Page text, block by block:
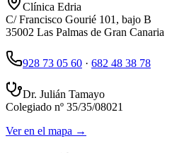
Clínica Edria
C/ Francisco Gourié 101, bajo B
35002 Las Palmas de Gran Canaria
928 73 05 60 · 682 48 38 78
Dr. Julián Tamayo
Colegiado nº 35/35/08021
Ver en el mapa →